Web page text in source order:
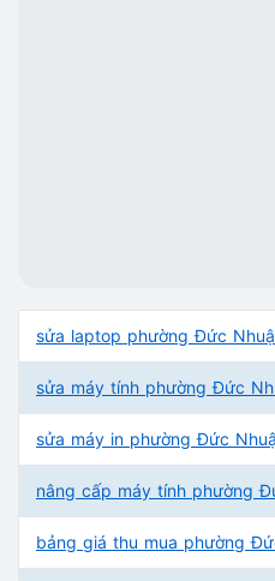
sửa laptop phường Đức
sửa máy tính phường Đức
sửa máy in phường Đức
nâng cấp máy tính phường
bảng giá thu mua phường